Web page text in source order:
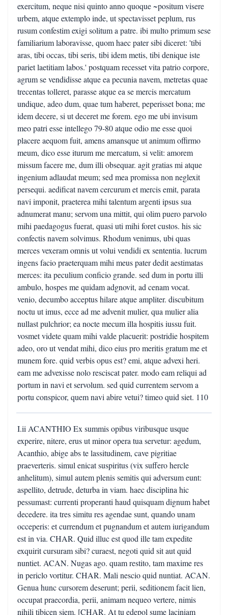
exercitum, neque nisi quinto anno quoque ~positum visere
urbem, atque extemplo inde, ut spectavisset peplum, rus
rusum confestim exigi solitum a patre. ibi multo primum sese
familiarium laboravisse, quom haec pater sibi diceret: 'tibi
aras, tibi occas, tibi seris, tibi idem metis, tibi denique iste
pariet laetitiam labos.' postquam recesset vita patrio corpore,
agrum se vendidisse atque ea pecunia navem, metretas quae
trecentas tolleret, parasse atque ea se mercis mercatum
undique, adeo dum, quae tum haberet, peperisset bona; me
idem decere, si ut deceret me forem. ego me ubi invisum
meo patri esse intellego 79-80 atque odio me esse quoi
placere aequom fuit, amens amansque ut animum offirmo
meum, dico esse iturum me mercatum, si velit: amorem
missum facere me, dum illi obsequar. agit gratias mi atque
ingenium adlaudat meum; sed mea promissa non neglexit
persequi. aedificat navem cercurum et mercis emit, parata
navi imponit, praeterea mihi talentum argenti ipsus sua
adnumerat manu; servom una mittit, qui olim puero parvolo
mihi paedagogus fuerat, quasi uti mihi foret custos. his sic
confectis navem solvimus. Rhodum venimus, ubi quas
merces vexeram omnis ut volui vendidi ex sententia. lucrum
ingens facio praeterquam mihi meus pater dedit aestimatas
merces: ita peculium conficio grande. sed dum in portu illi
ambulo, hospes me quidam adgnovit, ad cenam vocat.
venio, decumbo acceptus hilare atque ampliter. discubitum
noctu ut imus, ecce ad me advenit mulier, qua mulier alia
nullast pulchrior; ea nocte mecum illa hospitis iussu fuit.
vosmet videte quam mihi valde placuerit: postridie hospitem
adeo, oro ut vendat mihi, dico eius pro meritis gratum me et
munem fore. quid verbis opus est? emi, atque advexi heri.
eam me advexisse nolo resciscat pater. modo eam reliqui ad
portum in navi et servolum. sed quid currentem servom a
portu conspicor, quem navi abire vetui? timeo quid siet. 110
I.ii ACANTHIO Ex summis opibus viribusque usque
experire, nitere, erus ut minor opera tua servetur: agedum,
Acanthio, abige abs te lassitudinem, cave pigritiae
praeverteris. simul enicat suspiritus (vix suffero hercle
anhelitum), simul autem plenis semitis qui adversum eunt:
aspellito, detrude, deturba in viam. haec disciplina hic
pessumast: currenti properanti haud quisquam dignum habet
decedere. ita tres simitu res agendae sunt, quando unam
occeperis: et currendum et pugnandum et autem iurigandum
est in via. CHAR. Quid illuc est quod ille tam expedite
exquirit cursuram sibi? curaest, negoti quid sit aut quid
nuntiet. ACAN. Nugas ago. quam restito, tam maxime res
in periclo vortitur. CHAR. Mali nescio quid nuntiat. ACAN.
Genua hunc cursorem deserunt; perii, seditionem facit lien,
occupat praecordia, perii, animam nequeo vertere, nimis
nihili tibicen siem. [CHAR. At tu edepol sume laciniam